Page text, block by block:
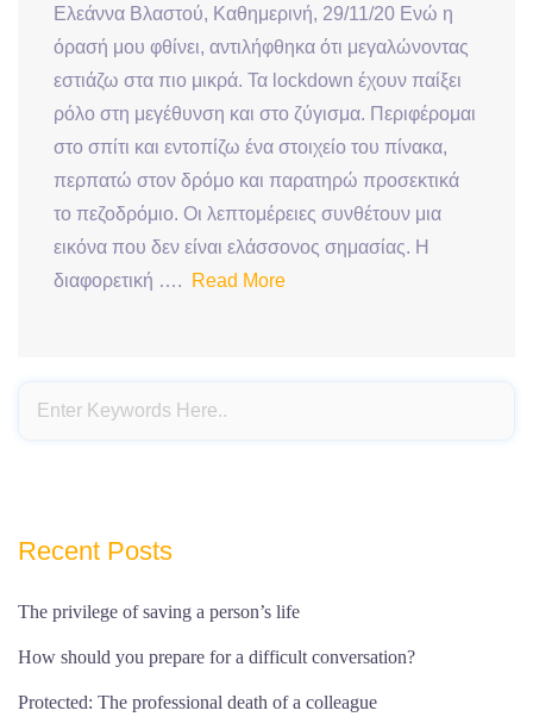
Ελεάννα Βλαστού, Καθημερινή, 29/11/20 Ενώ η
όρασή μου φθίνει, αντιλήφθηκα ότι μεγαλώνοντας
εστιάζω στα πιο μικρά. Τα lockdown έχουν παίξει
ρόλο στη μεγέθυνση και στο ζύγισμα. Περιφέρομαι
στο σπίτι και εντοπίζω ένα στοιχείο του πίνακα,
περπατώ στον δρόμο και παρατηρώ προσεκτικά
το πεζοδρόμιο. Οι λεπτομέρειες συνθέτουν μια
εικόνα που δεν είναι ελάσσονος σημασίας. H
διαφορετική ….
Read More
Recent Posts
The privilege of saving a person’s life
How should you prepare for a difficult conversation?
Protected: The professional death of a colleague